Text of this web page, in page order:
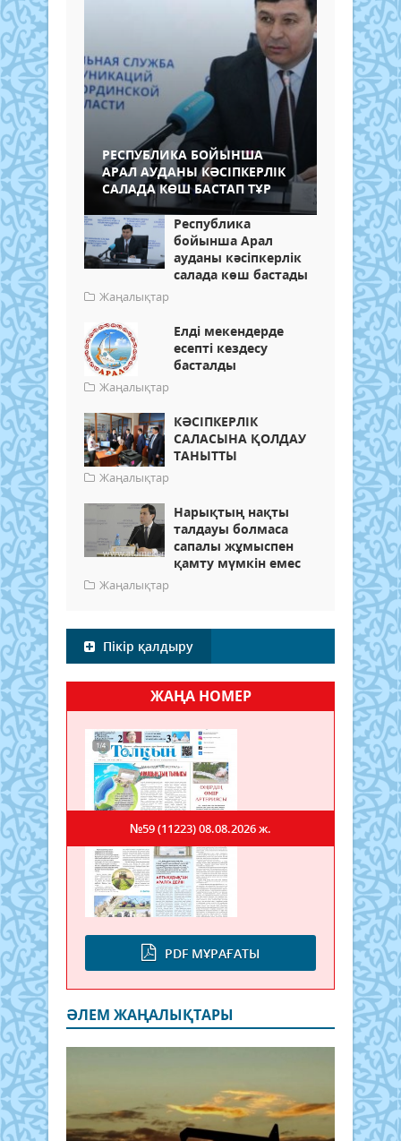
РЕСПУБЛИКА БОЙЫНША
АРАЛ АУДАНЫ КӘСІПКЕРЛІК
САЛАДА КӨШ БАСТАП ТҰР
Республика
бойынша Арал
ауданы кәсіпкерлік
салада көш бастады
Жаңалықтар
Елді мекендерде
есепті кездесу
басталды
Жаңалықтар
КӘСІПКЕРЛІК
САЛАСЫНА ҚОЛДАУ
ТАНЫТТЫ
Жаңалықтар
Нарықтың нақты
талдауы болмаса
сапалы жұмыспен
қамту мүмкін емес
Жаңалықтар
Пікір қалдыру
ЖАҢА НОМЕР
PDF МҰРАҒАТЫ
№59 (11223)08.08.2026 ж.
ӘЛЕМ ЖАҢАЛЫҚТАРЫ